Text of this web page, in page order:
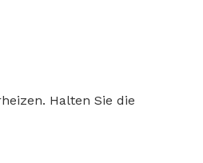
Halten Sie die